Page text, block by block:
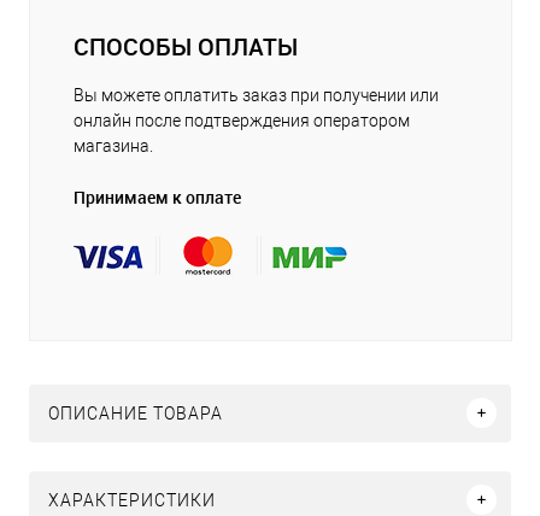
СПОСОБЫ ОПЛАТЫ
Вы можете оплатить заказ при получении или
онлайн после подтверждения оператором
магазина.
Принимаем к оплате
ОПИСАНИЕ ТОВАРА
ХАРАКТЕРИСТИКИ